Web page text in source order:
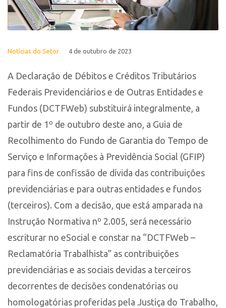
Notícias do Setor 4 de outubro de 2023
A Declaração de Débitos e Créditos Tributários
Federais Previdenciários e de Outras Entidades e
Fundos (DCTFWeb) substituirá integralmente, a
partir de 1º de outubro deste ano, a Guia de
Recolhimento do Fundo de Garantia do Tempo de
Serviço e Informações à Previdência Social (GFIP)
para fins de confissão de dívida das contribuições
previdenciárias e para outras entidades e fundos
(terceiros). Com a decisão, que está amparada na
Instrução Normativa nº 2.005, será necessário
escriturar no eSocial e constar na “DCTFWeb –
Reclamatória Trabalhista” as contribuições
previdenciárias e as sociais devidas a terceiros
decorrentes de decisões condenatórias ou
homologatórias proferidas pela Justiça do Trabalho,